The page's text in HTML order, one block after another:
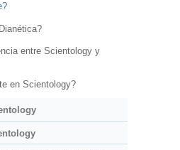
entre Scientology y
en Scientology?